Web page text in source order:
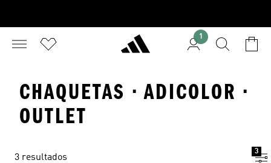
1
CHAQUETAS · ADICOLOR ·
OUTLET
3 resultados
3